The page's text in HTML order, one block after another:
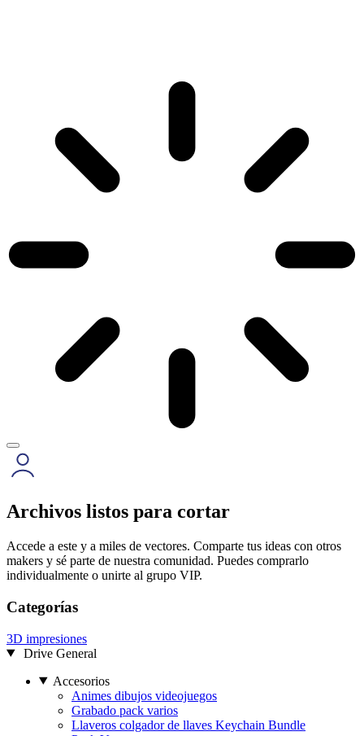
Archivos listos para cortar
Accede a este y a miles de vectores. Comparte tus ideas con otros
makers y sé parte de nuestra comunidad. Puedes comprarlo
individualmente o unirte al grupo VIP.
Categorías
3D impresiones
Drive General
Accesorios
Animes dibujos videojuegos
Grabado pack varios
Llaveros colgador de llaves Keychain Bundle